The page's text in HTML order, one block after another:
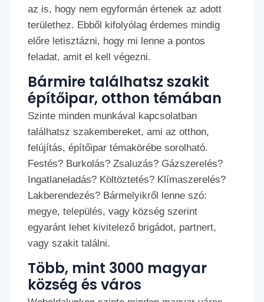
az is, hogy nem egyformán értenek az adott
területhez. Ebből kifolyólag érdemes mindig
előre letisztázni, hogy mi lenne a pontos
feladat, amit el kell végezni.
Bármire találhatsz szakit
építőipar, otthon témában
Szinte minden munkával kapcsolatban
találhatsz szakembereket, ami az otthon,
felújítás, építőipar témakörébe sorolható.
Festés? Burkolás? Zsaluzás? Gázszerelés?
Ingatlaneladás? Költöztetés? Klímaszerelés?
Lakberendezés? Bármelyikről lenne szó:
megye, település, vagy község szerint
egyaránt lehet kivitelező brigádot, partnert,
vagy szakit találni.
Több, mint 3000 magyar
község és város